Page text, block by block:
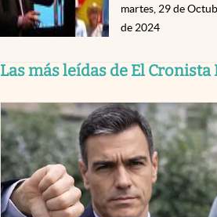
martes, 29 de
de 2024
Las más leídas de El Cronista